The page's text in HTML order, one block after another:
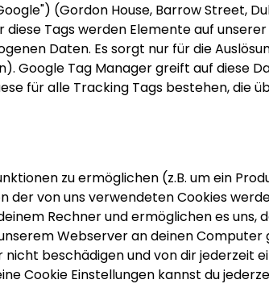
(Gordon House, Barrow Street,
Tags werden Elemente auf
Daten. Es sorgt nur für die
Google Tag Manager greift auf diese
für alle Tracking Tags bestehen, die
zu ermöglichen (z.B. um ein
von uns verwendeten Cookies
Rechner und ermöglichen es uns,
Webserver an deinen
beschädigen und von dir jederzeit
Cookie Einstellungen kannst du